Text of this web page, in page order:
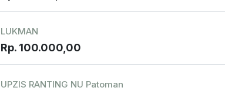
LUKMAN
Rp. 100.000,00
UPZIS RANTING NU Patoman